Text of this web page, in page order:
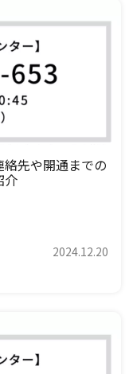
絡先や開通までの
介
2024.12.20